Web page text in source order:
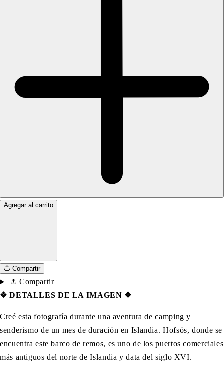
Agregar al carrito
Compartir
Compartir
❖ DETALLES DE LA IMAGEN ❖
Creé esta fotografía durante una aventura de camping y
senderismo de un mes de duración en Islandia. Hofsós, donde se
encuentra este barco de remos, es uno de los puertos comerciales
más antiguos del norte de Islandia y data del siglo XVI.